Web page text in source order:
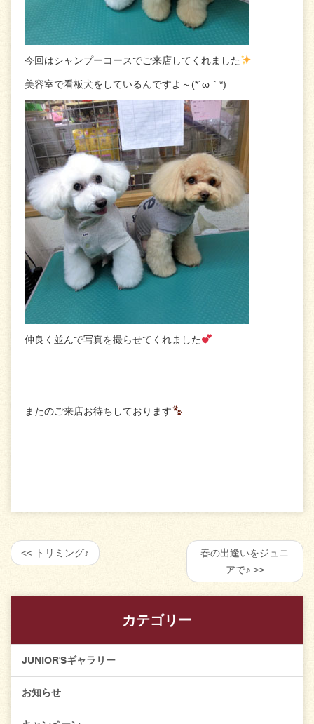
今回はシャンプーコースでご来店してくれました
美容室で看板犬をしているんですよ～(*´ω｀*)
仲良く並んで写真を撮らせてくれました
またのご来店お待ちしております
トリミング♪
春の出逢いをジュニ
アで♪
カテゴリー
JUNIOR'Sギャラリー
お知らせ